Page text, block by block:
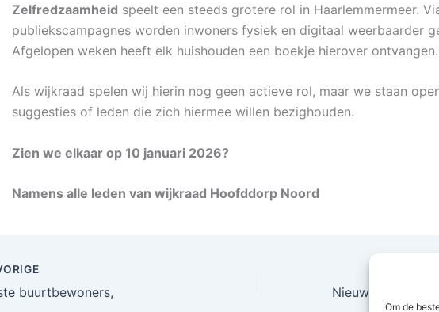
Om de
Zelfredzaamheid speelt een steeds grotere rol in Haarlemmermeer.
publiekscampagnes worden inwoners fysiek en digitaal weerbaarder
Afgelopen weken heeft elk huishouden een boekje hierover ontvangen.
Als wijkraad spelen wij hierin nog geen actieve rol, maar we staan
suggesties of leden die zich hiermee willen bezighouden.
Zien we elkaar op 10 januari 2026?
Namens alle leden van wijkraad Hoofddorp Noord
buurtbewoners,